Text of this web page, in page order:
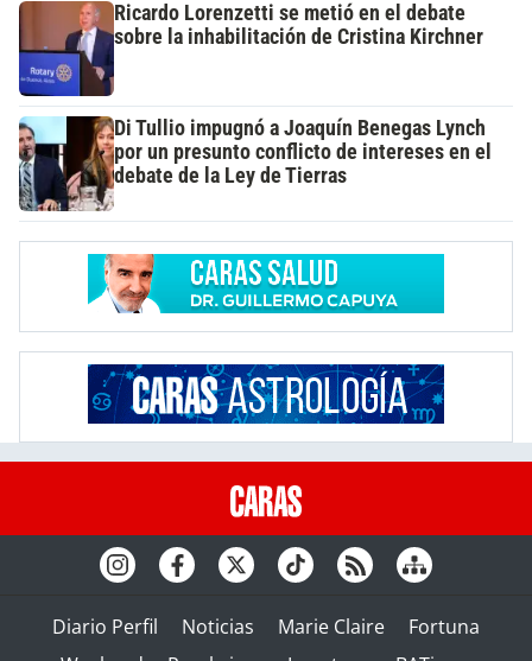
Ricardo Lorenzetti se metió en el debate
sobre la inhabilitación de Cristina Kirchner
Di Tullio impugnó a Joaquín Benegas Lynch
por un presunto conflicto de intereses en el
debate de la Ley de Tierras
Diario Perfil Noticias Marie Claire
Fortuna